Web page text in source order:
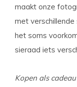
maakt onze
met verschillende
het soms
sieraad iets
Kopen als